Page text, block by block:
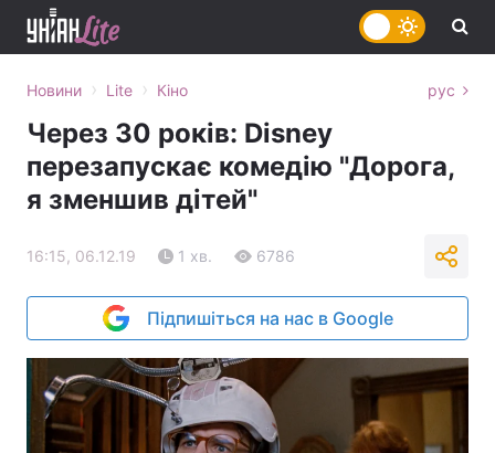
Новини › Lite › Кіно рус
Через 30 років: Disney
перезапускає комедію "Дорога,
я зменшив дітей"
16:15, 06.12.19 1 хв. 6786
Підпишіться на нас в Google